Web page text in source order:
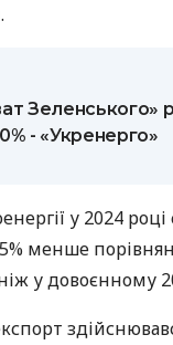
Зеленського»
- «Укренерго»
у 2024 році
менше
у довоєнному